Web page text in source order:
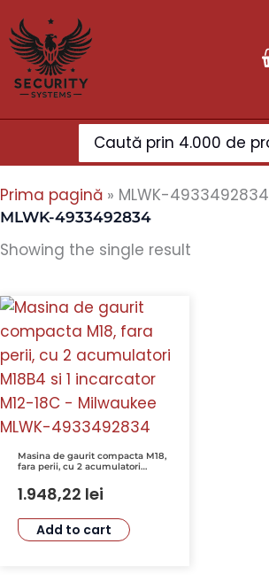
to
content
Search
for:
Prima pagină » MLWK-4933492834
MLWK-4933492834
Showing the single result
Masina de gaurit compacta M18,
fara perii, cu 2 acumulatori
Milwaukee MLWK-4933492834
1.948,22 lei
Add to cart